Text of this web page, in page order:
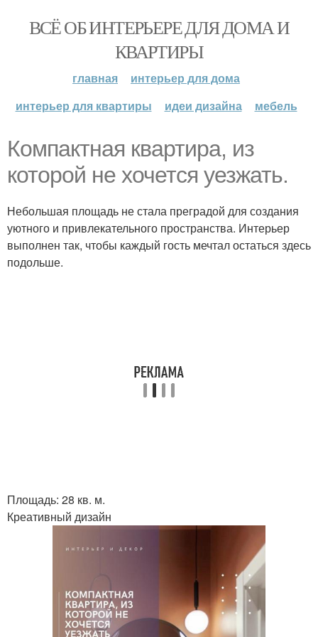
ВСЁ ОБ ИНТЕРЬЕРЕ ДЛЯ ДОМА И
КВАРТИРЫ
главная
интерьер для дома
интерьер для квартиры
идеи дизайна мебель
Компактная квартира, из
которой не хочется уезжать.
Небольшая площадь не стала преградой для создания
уютного и привлекательного пространства. Интерьер
выполнен так, чтобы каждый гость мечтал остаться здесь
подольше.
Площадь: 28 кв. м.
Креативный дизайн